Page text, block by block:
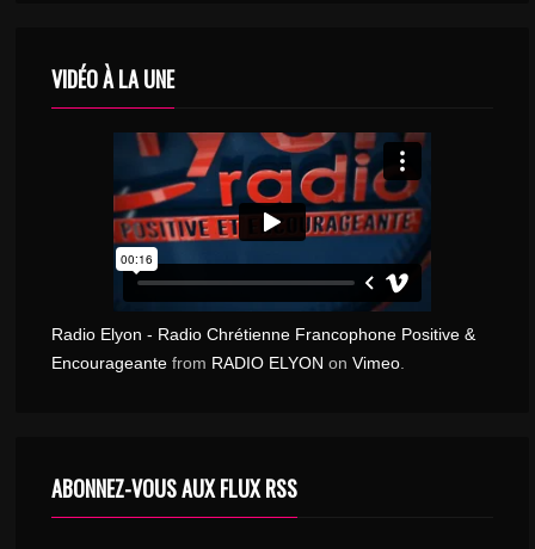
VIDÉO À LA UNE
Radio Elyon - Radio Chrétienne Francophone Positive &
Encourageante from RADIO ELYON onVimeo
ABONNEZ-VOUS AUX FLUX RSS